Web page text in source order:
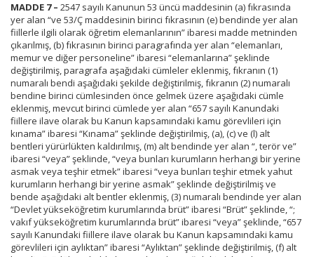
MADDE 7 – 2547 sayılı Kanunun 53 üncü maddesinin (a) fıkrasında
yer alan “ve 53/Ç maddesinin birinci fıkrasının (e) bendinde yer alan
fiillerle ilgili olarak öğretim elemanlarının” ibaresi madde metninden
çıkarılmış, (b) fıkrasının birinci paragrafında yer alan “elemanları,
memur ve diğer personeline” ibaresi “elemanlarına” şeklinde
değiştirilmiş, paragrafa aşağıdaki cümleler eklenmiş, fıkranın (1)
numaralı bendi aşağıdaki şekilde değiştirilmiş, fıkranın (2) numaralı
bendine birinci cümlesinden önce gelmek üzere aşağıdaki cümle
eklenmiş, mevcut birinci cümlede yer alan “657 sayılı Kanundaki
fiillere ilave olarak bu Kanun kapsamındaki kamu görevlileri için
kınama” ibaresi “Kınama” şeklinde değiştirilmiş, (a), (c) ve (l) alt
bentleri yürürlükten kaldırılmış, (m) alt bendinde yer alan “, terör ve”
ibaresi “veya” şeklinde, “veya bunları kurumların herhangi bir yerine
asmak veya teşhir etmek” ibaresi “veya bunları teşhir etmek yahut
kurumların herhangi bir yerine asmak” şeklinde değiştirilmiş ve
bende aşağıdaki alt bentler eklenmiş, (3) numaralı bendinde yer alan
“Devlet yükseköğretim kurumlarında brüt” ibaresi “Brüt” şeklinde, “;
vakıf yükseköğretim kurumlarında brüt” ibaresi “veya” şeklinde, “657
sayılı Kanundaki fiillere ilave olarak bu Kanun kapsamındaki kamu
görevlileri için aylıktan” ibaresi “Aylıktan” şeklinde değiştirilmiş, (f) alt